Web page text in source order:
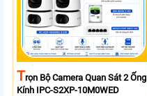
TRọn Bộ Camera Quan Sát 2 Ống
Kính IPC-S2XP-10M0WED